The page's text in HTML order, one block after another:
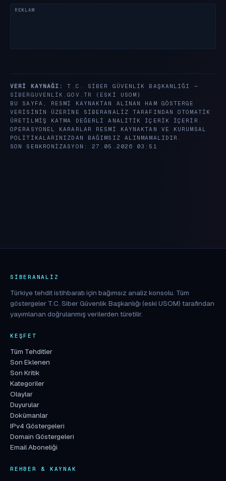
VERI KAYNAĞI:
T.C. SIBER GÜVENLIK BAŞKANLIĞI —
SIBERGUVENLIK.GOV.TR
(ESKI USOM)
BU SAYFA, RESMI KAYNAKTAN ALINAN HAM GÖSTERGE
VERISININ ÜZERINE SIBERANALIZ TARAFINDAN OTOMATIK
ÜRETILMIŞ KATMA DEĞERLI ANALITIK IÇERIK IÇERIR.
OPERASYONEL KARARLAR RESMI KAYNAKTAN VE KURUMSAL
POLITIKALARINIZDAN BAĞIMSIZ ALINMAMALIDIR.
SON SENKRONIZASYON: 27.05.2026 03:51
SIBERANALIZ
Türkiye tehdit istihbaratı için bağımsız analiz konsolu. Tüm
göstergeler T.C. Siber Güvenlik Başkanlığı (eski USOM) tarafından
yayımlanan doğrulanmış verilerden türetilir.
KEŞFET
Tüm Tehditler
Son Eklenen
Son Kritik
Kategoriler
Olaylar
Duyurular
Dokümanlar
IPv4 Göstergeleri
Domain Göstergeleri
Email Aboneliği
REHBER & KAYNAK